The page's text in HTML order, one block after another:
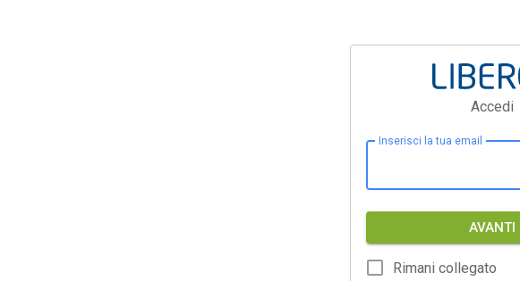
Accedi
Inserisci la tua email
AVANTI
Rimani collegato